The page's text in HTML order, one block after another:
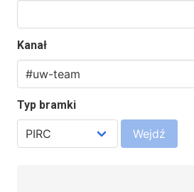
Kanał
Typ bramki
Wejdź